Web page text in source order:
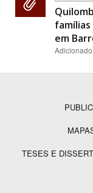
em
Rodapé
TESES E